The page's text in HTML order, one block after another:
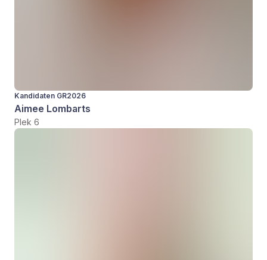
Kandidaten GR2026
Aimee Lombarts
Plek 6